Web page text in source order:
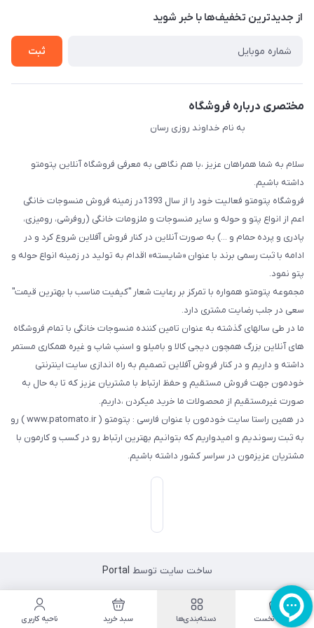
درباره ما
راهنما
از جدید‌ترین تخفیف‌ها با‌ خبر شوید
ثبت
مختصری درباره فروشگاه
به نام خداوند روزی رسان
سلام به شما همراهان عزیز ،با هم نگاهی به معرفی فروشگاه آنلاین پتومتو
داشته باشیم.
فروشگاه پتومتو فعالیت خود را از سال 1393در زمینه فروش منسوجات خانگی
اعم از انواع پتو و حوله و سایر منسوجات و ملزومات خانگی (روفرشی، رومیزی،
پادری و پرده حمام و ...) به صورت آنلاین در کنار فروش آفلاین شروع کرد و در
ادامه با ثبت رسمی برند با عنوان «شایسته» اقدام به تولید در زمینه انواع حوله و
پتو نمود.
مجموعه پتومتو همواره با تمرکز بر رعایت شعار "کیفیت مناسب با بهترین قیمت"
سعی در جلب رضایت مشتری دارد.
ما در طی سالهای گذشته به عنوان تامین کننده منسوجات خانگی با تمام فروشگاه
های آنلاین بزرگ همچون دیجی کالا و بامیلو و اسنپ شاپ و غیره همکاری مستمر
داشته و داریم و در کنار فروش آفلاین تصمیم به راه اندازی سایت اینترنتی
خودمون جهت فروش مستقیم و حفظ ارتباط با مشتریان عزیز که تا به حال به
صورت غیرمستقیم از محصولات ما خرید میکردن ،داریم.
در همین راستا سایت خودمون با عنوان فارسی : پتومتو ( www.patomato.ir ) رو
به ثبت رسوندیم و امیدواریم که بتوانیم بهترین ارتباط رو در کسب و کارمون با
مشتریان عزیزمون در سراسر کشور داشته باشیم.
ساخت سایت توسط Portal
صفحه نخست دسته‌بندی‌ها سبد خرید ناحیه کاربری